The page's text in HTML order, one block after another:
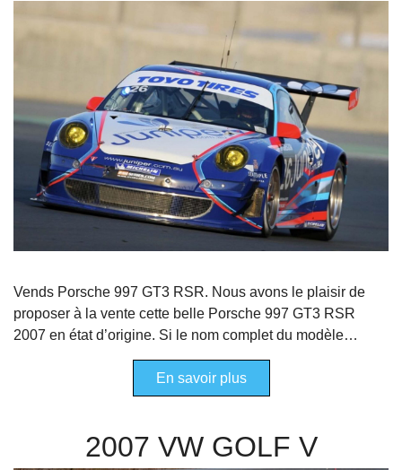
Vends Porsche 997 GT3 RSR. Nous avons le plaisir de
proposer à la vente cette belle Porsche 997 GT3 RSR
2007 en état d’origine. Si le nom complet du modèle…
En savoir plus
2007 VW GOLF V